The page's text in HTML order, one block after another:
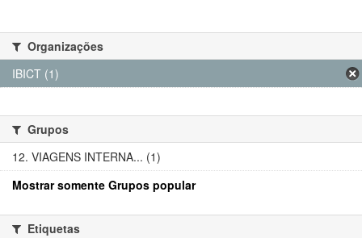
Organizações
IBICT (1)
Grupos
12. VIAGENS INTERNA... (1)
Mostrar somente Grupos popular
Etiquetas